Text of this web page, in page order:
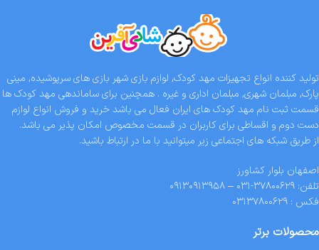
تولید کننده انواع تجهیزات مهد کودک, لوازم بازی شهر بازی های سرپوشیده, مینی
پارک, مبلمان شهری, مبلمان اداری و غیره . همچنین برای ساماندهی مهد کودک ها
قسمت ثبت نام مهد کودک های ایران فعال می باشد خرید و فروش انواع لوازم
دست دوم و اقساطی برای کاربران در قسمت مخصوص امکان پذیر می باشد.
از طریق شبکه های اجتماعی زیر میتوانید با ما در ارتباط باشید.
اصفهان بلوار کشاورز
تلفن: ۳۷۸۰۰۶۲۹-۰۳۱ – ۰۹۱۳۰۹۱۳۹۵۸
فکس : ۰۳۱۳۷۸۰۰۶۲۹
محصولات برتر